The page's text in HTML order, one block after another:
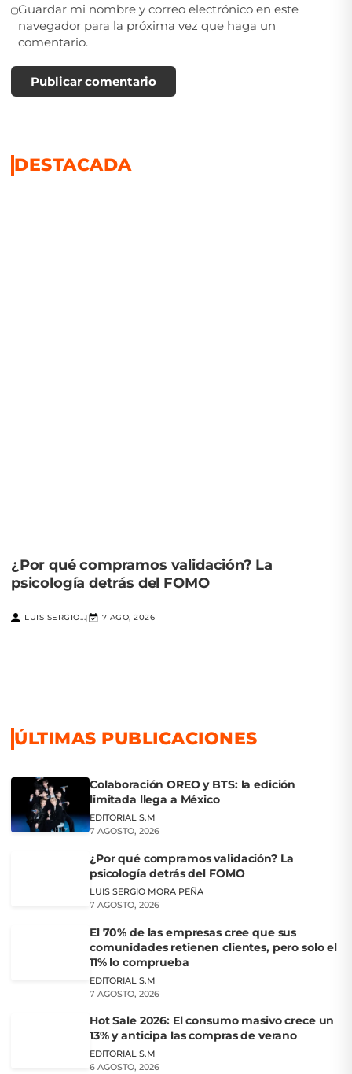
Guardar mi nombre y correo electrónico en este
navegador para la próxima vez que haga un
comentario.
Publicar comentario
DESTACADA
¿Por qué compramos validación? La
psicología detrás del FOMO
LUIS SERGIO...| 7 AGO, 2026
ÚLTIMAS PUBLICACIONES
Colaboración OREO y BTS: la edición
limitada llega a México
EDITORIAL S.M
7 AGOSTO, 2026
¿Por qué compramos validación? La
psicología detrás del FOMO
LUIS SERGIO MORA PEÑA
7 AGOSTO, 2026
El 70% de las empresas cree que sus
comunidades retienen clientes, pero solo el
11% lo comprueba
EDITORIAL S.M
7 AGOSTO, 2026
Hot Sale 2026: El consumo masivo crece un
13% y anticipa las compras de verano
EDITORIAL S.M
6 AGOSTO, 2026